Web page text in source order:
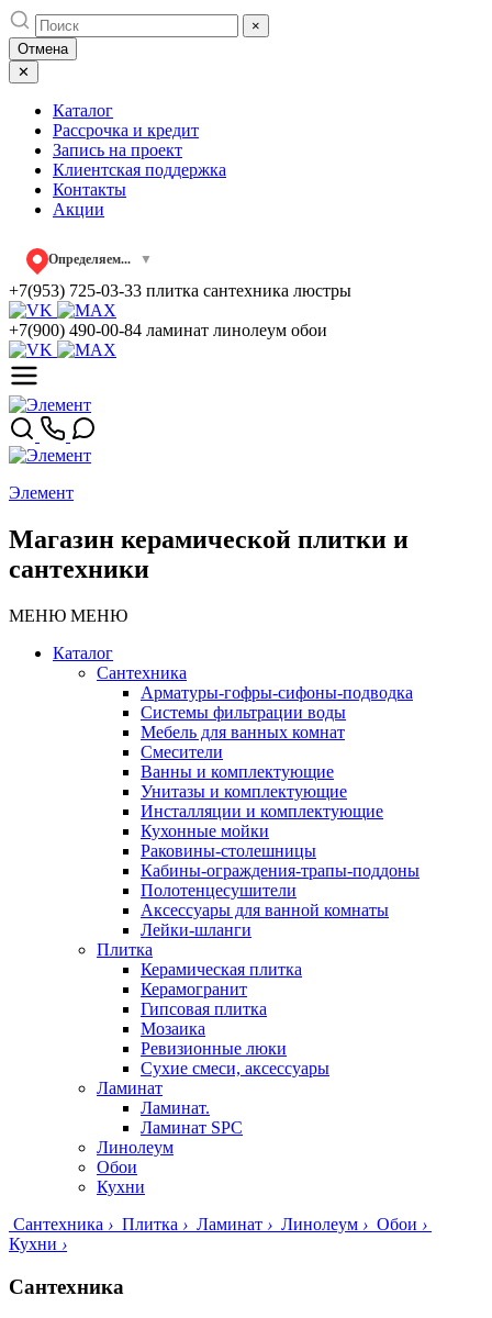
Skip
to
content
×
Отмена
✕
Каталог
Рассрочка и кредит
Запись на проект
Клиентская поддержка
Контакты
Акции
Определяем... ▼
+7(953) 725-03-33 плитка сантехника люстры
+7(900) 490-00-84 ламинат линолеум обои
Элемент
Магазин керамической плитки и
сантехники
МЕНЮ МЕНЮ
Каталог
Сантехника
Арматуры-гофры-сифоны-подводка
Системы фильтрации воды
Мебель для ванных комнат
Смесители
Ванны и комплектующие
Унитазы и комплектующие
Инсталляции и комплектующие
Кухонные мойки
Раковины-столешницы
Кабины-ограждения-трапы-поддоны
Полотенцесушители
Аксессуары для ванной комнаты
Лейки-шланги
Плитка
Керамическая плитка
Керамогранит
Гипсовая плитка
Мозаика
Ревизионные люки
Сухие смеси, аксессуары
Ламинат
Ламинат.
Ламинат SPC
Линолеум
Обои
Кухни
Сантехника › Плитка › Ламинат › Линолеум › Обои ›
Кухни ›
Сантехника